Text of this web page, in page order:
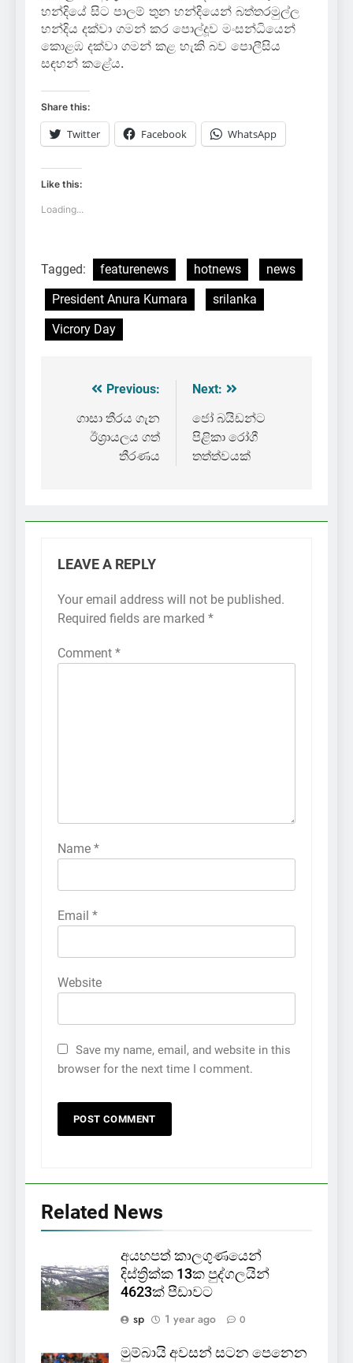
හන්දියේ සිට පාලම් තුන හන්දියෙන් බත්තරමුල්ල
හන්දිය දක්වා ගමන් කර පොල්දූව මංසන්ධියෙන්
කොළඹ දක්වා ගමන් කළ හැකි බව පොලීසිය
සඳහන් කළේය.
Share this:
Twitter Facebook WhatsApp
Like this:
Loading...
Tagged: featurenews hotnews
news
President Anura Kumara
srilanka
Vicrory Day
Post
navigation
Previous:
ගාසා තීරය ගැන
ඊශ්‍රායලය ගත්
තීරණය
Next:
ජෝ බයිඩන්ට
පිළිකා රෝගී
තත්ත්වයක්
LEAVE A REPLY
Your email address will not be published.
Required fields are marked *
Comment *
Name *
Email *
Website
Save my name, email, and website in this
browser for the next time I comment.
Related News
අයහපත් කාලගුණයෙන්
දිස්ත්‍රික්ක 13ක පුද්ගලයින්
4623ක් පීඩාවට
sp
1 year ago 0
මුම්බායි අවසන් සටන පෙනෙන